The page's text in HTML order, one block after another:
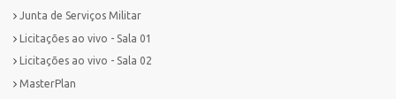
Junta de Serviços Militar
Licitações ao vivo - Sala 01
Licitações ao vivo - Sala 02
MasterPlan